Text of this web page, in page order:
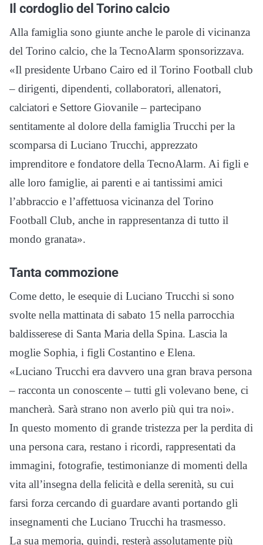
Il cordoglio del Torino calcio
Alla famiglia sono giunte anche le parole di vicinanza
del Torino calcio, che la TecnoAlarm sponsorizzava.
«Il presidente Urbano Cairo ed il Torino Football club
– dirigenti, dipendenti, collaboratori, allenatori,
calciatori e Settore Giovanile – partecipano
sentitamente al dolore della famiglia Trucchi per la
scomparsa di Luciano Trucchi, apprezzato
imprenditore e fondatore della TecnoAlarm. Ai figli e
alle loro famiglie, ai parenti e ai tantissimi amici
l’abbraccio e l’affettuosa vicinanza del Torino
Football Club, anche in rappresentanza di tutto il
mondo granata».
Tanta commozione
Come detto, le esequie di Luciano Trucchi si sono
svolte nella mattinata di sabato 15 nella parrocchia
baldisserese di Santa Maria della Spina. Lascia la
moglie Sophia, i figli Costantino e Elena.
«Luciano Trucchi era davvero una gran brava persona
– racconta un conoscente – tutti gli volevano bene, ci
mancherà. Sarà strano non averlo più qui tra noi».
In questo momento di grande tristezza per la perdita di
una persona cara, restano i ricordi, rappresentati da
immagini, fotografie, testimonianze di momenti della
vita all’insegna della felicità e della serenità, su cui
farsi forza cercando di guardare avanti portando gli
insegnamenti che Luciano Trucchi ha trasmesso.
La sua memoria, quindi, resterà assolutamente più